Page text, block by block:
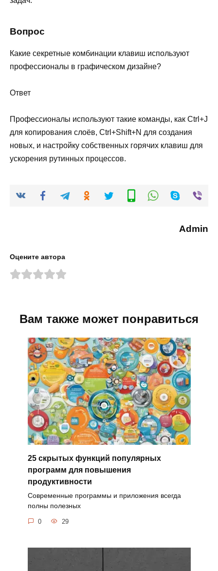
Вопрос
Какие секретные комбинации клавиш используют
профессионалы в графическом дизайне?
Ответ
Профессионалы используют такие команды, как Ctrl+J
для копирования слоёв, Ctrl+Shift+N для создания
новых, и настройку собственных горячих клавиш для
ускорения рутинных процессов.
Admin
Оцените автора
Вам также может понравиться
25 скрытых функций популярных
программ для повышения
продуктивности
Современные программы и приложения всегда
полны полезных
0 29